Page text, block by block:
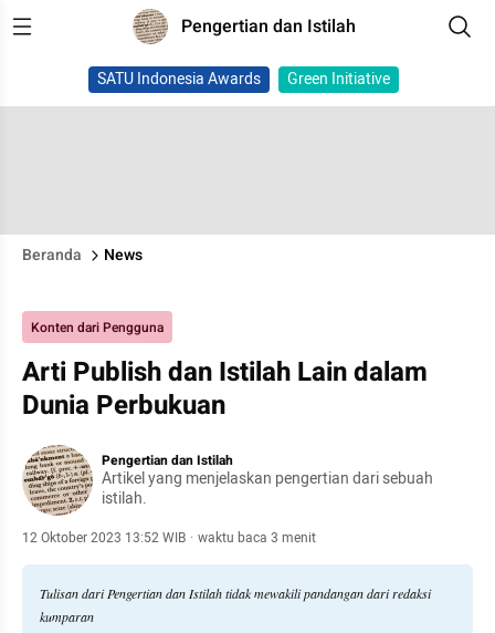
Pengertian dan Istilah
SATU Indonesia Awards Green Initiative
Beranda News
Konten dari Pengguna
Arti Publish dan Istilah Lain dalam
Dunia Perbukuan
Pengertian dan Istilah
Artikel yang menjelaskan pengertian dari sebuah
istilah.
12 Oktober 2023 13:52 WIB · waktu baca 3 menit
Tulisan dari Pengertian dan Istilah tidak mewakili pandangan dari redaksi
kumparan